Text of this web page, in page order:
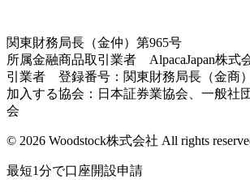
関東財務局長（金仲）第965号
所属金融商品取引業者 AlpacaJapan株
引業者 登録番号：関東財務局長（金商
加入する協会：日本証券業協会、一般社
会
© 2026 Woodstock株式会社 All rights
最短1分で口座開設申請